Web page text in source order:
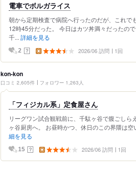
電車でボルガライス
朝から定期検査で病院へ行ったのだが、これで
12時45分だった。 今日はカツ丼満々だったの
千... 詳細を見る
2 ？ 2026/06 訪問 1回
kon-kon
口コミ 2,605件 フォロワー 1,263人
「フィジカル系」定食屋さん
リーグワン試合観戦前に、千駄ヶ谷で腹ごし
ヶ谷厨房へ。 お昼時かつ、休日のこの界隈は
細を見る
15 ？ 2026/06 訪問 1回